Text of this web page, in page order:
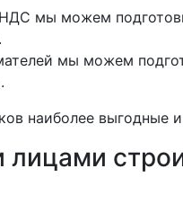
мы можем
мы можем
наиболее выгодные
лицами